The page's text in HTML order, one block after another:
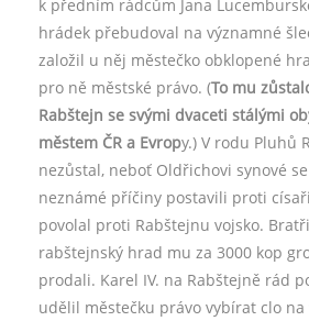
k předním rádcům Jana
hrádek přebudoval na významné
založil u něj městečko obklopené
pro ně městské právo. (To mu
Rabštejn se svými dvaceti stálými
městem ČR a Evropy.) V rodu Pluhů
nezůstal, neboť Oldřichovi synové
neznámé příčiny postavili proti
povolal proti Rabštejnu vojsko.
rabštejnský hrad mu za 3000 kop
prodali. Karel IV. na Rabštejně rád
udělil městečku právo vybírat clo na